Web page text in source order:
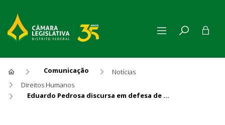
Comunicação
Notícias
Direitos Humanos
Eduardo Pedrosa discursa em defesa de entregadores por aplicativo